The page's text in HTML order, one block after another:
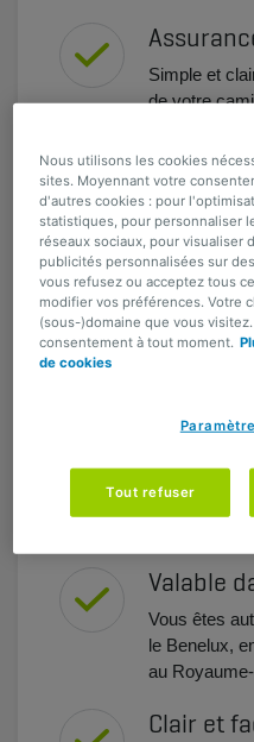
Simple et
de votre
vol.
Vol
Plus de
Frais
couverts
Bon
Vous payez
Valable
Vous êtes
le Benelux,
au
Clair et
Nous utilisons les cookies
sites. Moyennant votre
d'autres cookies : pour
statistiques, pour personnaliser
réseaux sociaux, pour visualiser
publicités personnalisées sur
vous refusez ou acceptez tous
modifier vos préférences. Votre
(sous-)domaine que vous
consentement à tout moment.
de cookies
Tout refuser